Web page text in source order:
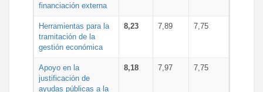
financiación externa
Herramientas para la
tramitación de la
gestión económica
8,23 7,89 7,75
Apoyo en la
justificación de
ayudas públicas a la
8,18 7,97 7,75